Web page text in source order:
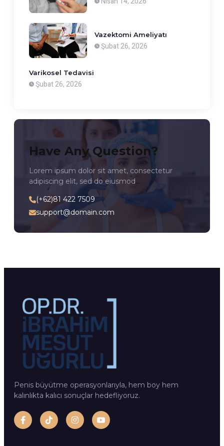
Vazektomi Ameliyatı
Şubat 26, 2026
Varikosel Tedavisi
Şubat 26, 2026
Have Any Question?
Lorem ipsum dolor sit amet, consectetur
adipiscing elit, sed do eiusmod
(+62)81 422 7509
support@domain.com
Penis büyütme operasyonlarıyla, hem boy hem
kalınlıkta kalıcı sonuçlar hedefliyoruz.